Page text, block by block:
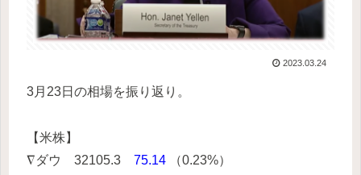
2023.03.24
3月23日の相場を振り返り。
【米株】
∇ダウ 32105.3 75.14 （0.23%）